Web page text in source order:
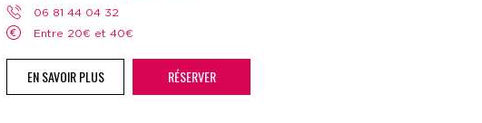
06 81 44 04 32
Entre 20€ et 40€
EN SAVOIR PLUS RÉSERVER